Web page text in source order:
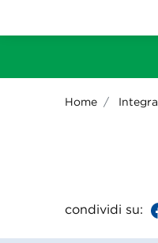
Home
condividi su: